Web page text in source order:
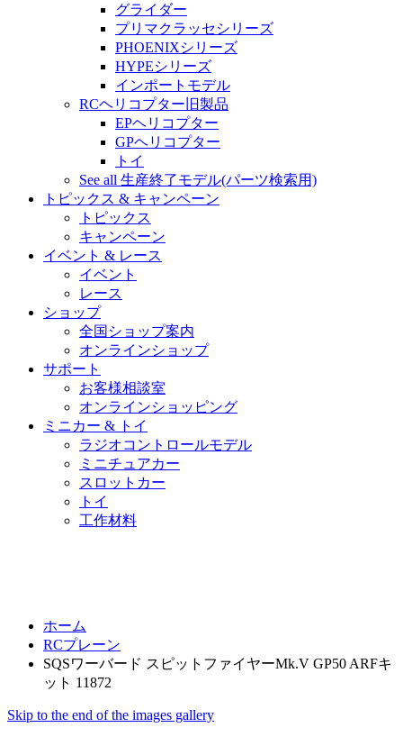
グライダー
プリマクラッセシリーズ
PHOENIXシリーズ
HYPEシリーズ
インポートモデル
RCヘリコプター旧製品
EPヘリコプター
GPヘリコプター
トイ
See all 生産終了モデル(パーツ検索用)
トピックス & キャンペーン
トピックス
キャンペーン
イベント & レース
イベント
レース
ショップ
全国ショップ案内
オンラインショップ
サポート
お客様相談室
オンラインショッピング
ミニカー & トイ
ラジオコントロールモデル
ミニチュアカー
スロットカー
トイ
工作材料
ホーム
RCプレーン
SQSワーバード スピットファイヤーMk.V GP50 ARFキ
ット 11872
Skip to the end of the images gallery